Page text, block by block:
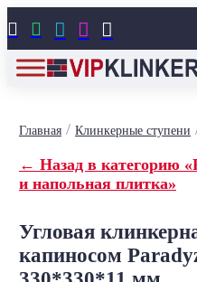
    
Главная/ Клинкерные ступени
← Назад в категорию
и напольная плитка»
Угловая
капиносом